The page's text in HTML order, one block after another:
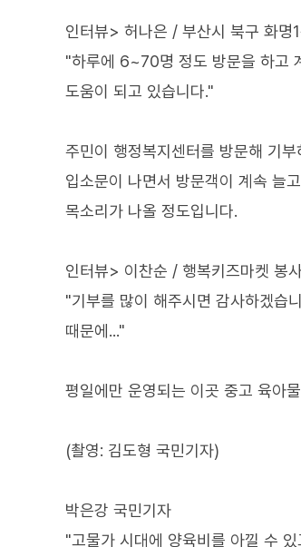
인터뷰> 허나은 / 부산시 북구 화명
"하루에 6~70명 정도 방문을 하고
도움이 되고 있습니다."
주민이 행정복지센터를 방문해 기
입소문이 나면서 방문객이 계속 늘
목소리가 나올 정도입니다.
인터뷰> 이찬순 / 행복키즈마켓 봉
"기부를 많이 해주시면 감사하겠습
때문에..."
평일에만 운영되는 이곳 중고 육아
(촬영: 김도형 국민기자)
박은강 국민기자
"고물가 시대에 양육비를 아낄 수